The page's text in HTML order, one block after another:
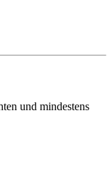
und mindestens